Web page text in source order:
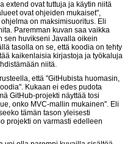
extend ovat tuttuja ja käytin niitä
ovat ohjeiden mukaiset",
on maksimisuoritus. Eli
Paremman kuvan saa vaikka
sen huvikseni Javalla oikein
tasolla on se, että koodia on tehty
kaikenlaisia kirjastoja ja työkaluja
niitä.
että "GitHubista huomasin,
Kukaan ei edes pudota
GitHub-projekti näyttää tosi
onko MVC-mallin mukainen". Eli
tämän tason yleisesti
projekti on varmasti edelleen